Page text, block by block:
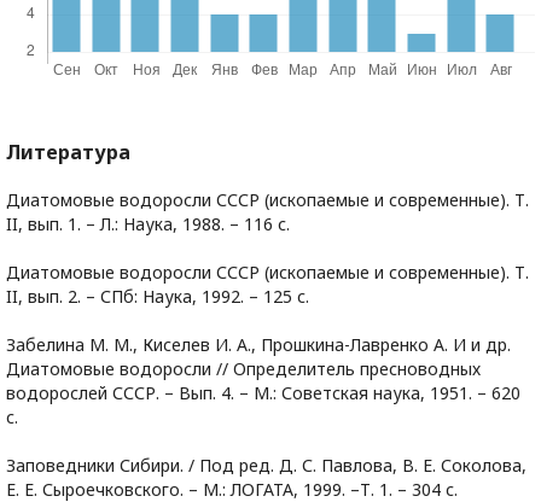
Литература
Диатомовые водоросли СССР (ископаемые и современные). Т.
II, вып. 1. – Л.: Наука, 1988. – 116 с.
Диатомовые водоросли СССР (ископаемые и современные). Т.
II, вып. 2. – СПб: Наука, 1992. – 125 с.
Забелина М. М., Киселев И. А., Прошкина-Лавренко А. И и др.
Диатомовые водоросли // Определитель пресноводных
водорослей СССР. – Вып. 4. – М.: Советская наука, 1951. – 620
с.
Заповедники Сибири. / Под ред. Д. С. Павлова, В. Е. Соколова,
Е. Е. Сыроечковского. – М.: ЛОГАТА, 1999. –Т. 1. – 304 с.